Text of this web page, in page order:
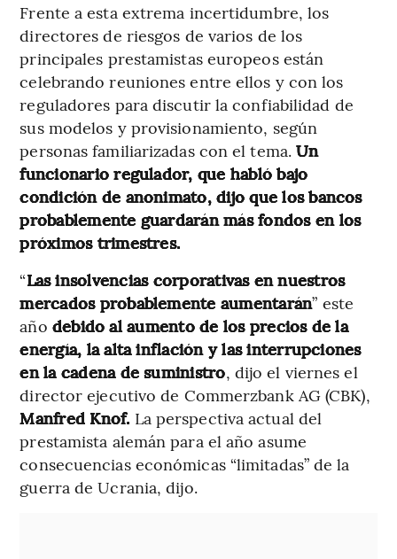
Frente a esta extrema incertidumbre, los
directores de riesgos de varios de los
principales prestamistas europeos están
celebrando reuniones entre ellos y con los
reguladores para discutir la confiabilidad de
sus modelos y provisionamiento, según
personas familiarizadas con el tema. Un
funcionario regulador, que habló bajo
condición de anonimato, dijo que los bancos
probablemente guardarán más fondos en los
próximos trimestres.
“Las insolvencias corporativas en nuestros
mercados probablemente aumentarán” este
año debido al aumento de los precios de la
energía, la alta inflación y las interrupciones
en la cadena de suministro, dijo el viernes el
director ejecutivo de Commerzbank AG (CBK),
Manfred Knof. La perspectiva actual del
prestamista alemán para el año asume
consecuencias económicas “limitadas” de la
guerra de Ucrania, dijo.